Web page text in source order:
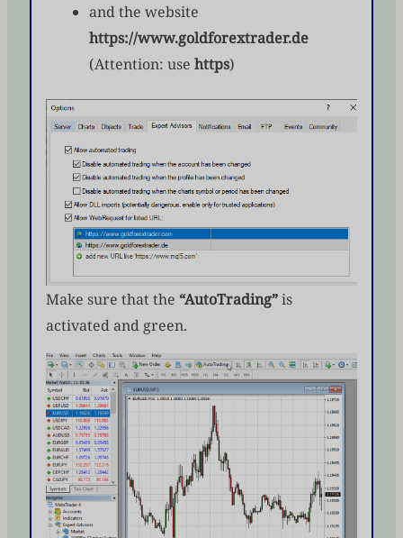
and the website
https://www.goldforextrader.de
(Attention: use https)
Make sure that the “AutoTrading”is
activated and green.